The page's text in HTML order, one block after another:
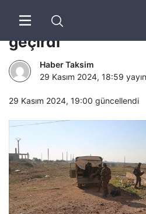
HTŞ, İdlib’te
geçirdi
Haber Taksim
29 Kasım 2024, 18:59
29 Kasım 2024, 19:00 güncellendi